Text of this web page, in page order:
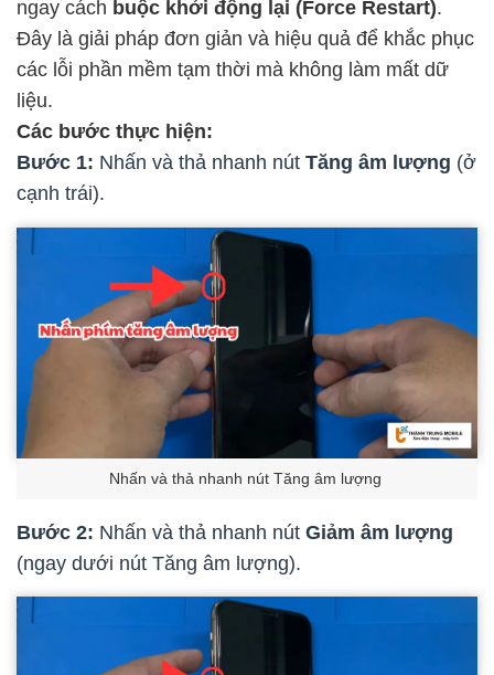
ngay cách buộc khởi động lại (Force Restart).
Đây là giải pháp đơn giản và hiệu quả để khắc phục
các lỗi phần mềm tạm thời mà không làm mất dữ
liệu.
Các bước thực hiện:
Bước 1: Nhấn và thả nhanh nút Tăng âm lượng (ở
cạnh trái).
Nhấn và thả nhanh nút Tăng âm lượng
Bước 2: Nhấn và thả nhanh nút Giảm âm lượng
(ngay dưới nút Tăng âm lượng).